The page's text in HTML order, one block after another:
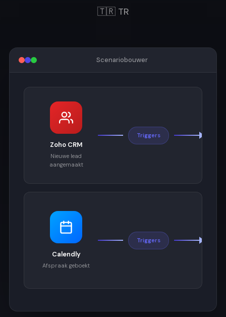
🇹🇷 TR
Scenariobouwer
Zoho CRM
Nieuwe lead
aangemaakt
Triggers
Calendly
Afspraak geboekt
Triggers